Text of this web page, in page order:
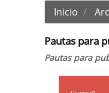
Inicio
Pautas para
Pautas para